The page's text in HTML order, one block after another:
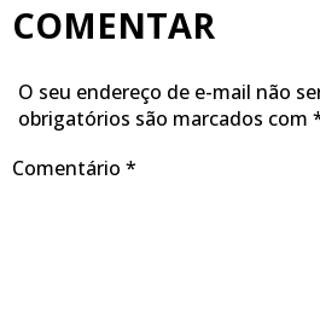
COMENTAR
O seu endereço de e-mail não
obrigatórios são marcados com
Comentário *